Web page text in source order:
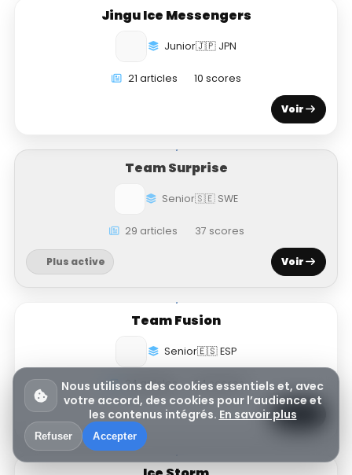
Jingu Ice Messengers
Junior🇯🇵 JPN
21 articles 10 scores
Voir
Team Surprise
Senior🇸🇪 SWE
29 articles 37 scores
Plus active Voir
Team Fusion
Senior🇪🇸 ESP
24 articles 24 scores
Voir
Nous utilisons des cookies essentiels et, avec
votre accord, des cookies pour l’audience et
les contenus intégrés. En savoir plus
Refuser Accepter